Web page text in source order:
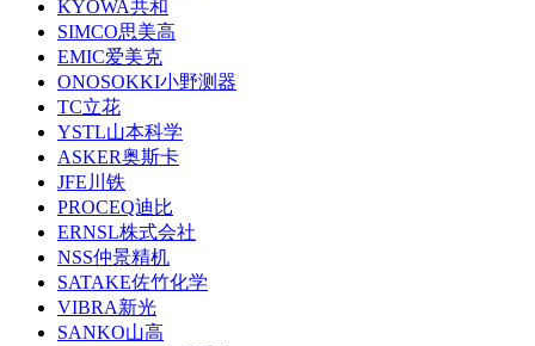
KYOWA共和
SIMCO思美高
EMIC爱美克
ONOSOKKI小野测器
TC立花
YSTL山本科学
ASKER奥斯卡
JFE川铁
PROCEQ迪比
ERNSL株式会社
NSS仲景精机
SATAKE佐竹化学
VIBRA新光
SANKO山高